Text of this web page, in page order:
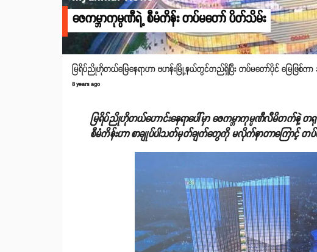
ဇေကမ္ဘာကုမ္ပဏီရဲ့ စီမံကိန်း တပ်မတော် ပိတ်သိမ်း
မြရိပ်ညိုဟိုတယ်မြေနေရာဟာ ဗဟန်းမြို့နယ်တွင်တည်ရှိပြီး တပ်မတော်ပိုင် မြေဖြစ်က
8 years ago
မြရိပ်ညိုဟိုတယ်ဟောင်းနေရာပေါ်မှာ ဇေကမ္ဘာကုမ္ပဏီလီမိတက်နဲ့ တ
စီမံကိန်းဟာ စာချုပ်ပါသတ်မှတ်ချက်တွေကို မလိုက်နာတာကြောင့် တ